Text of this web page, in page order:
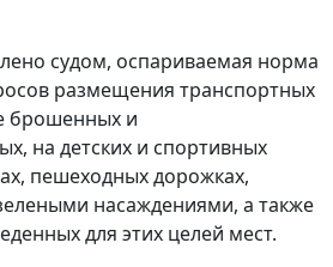
судом, оспариваемая норма
размещения транспортных
брошенных и
на детских и спортивных
пешеходных дорожках,
насаждениями, а также
для этих целей мест.